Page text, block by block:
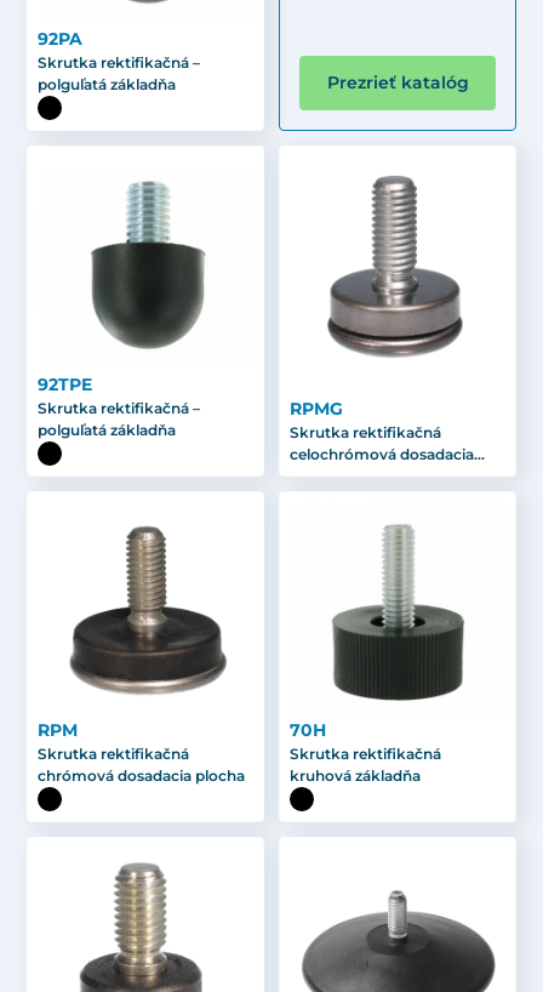
92PA
Skrutka rektifikačná –
polguľatá základňa
Prezrieť katalóg
92TPE
Skrutka rektifikačná –
polguľatá základňa
RPMG
Skrutka rektifikačná
celochrómová dosadacia
plocha
RPM
Skrutka rektifikačná
chrómová dosadacia plocha
70H
Skrutka rektifikačná
kruhová základňa